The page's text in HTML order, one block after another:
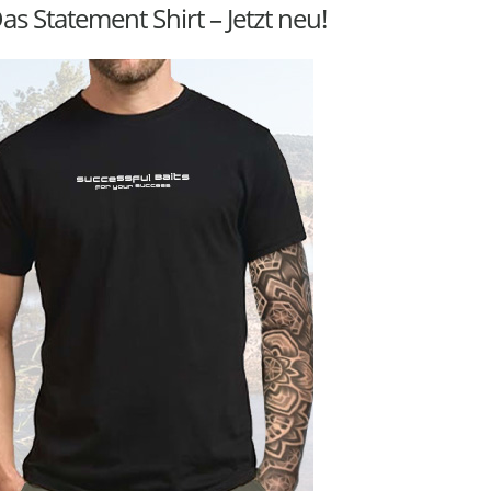
Statement Shirt – Jetzt neu!